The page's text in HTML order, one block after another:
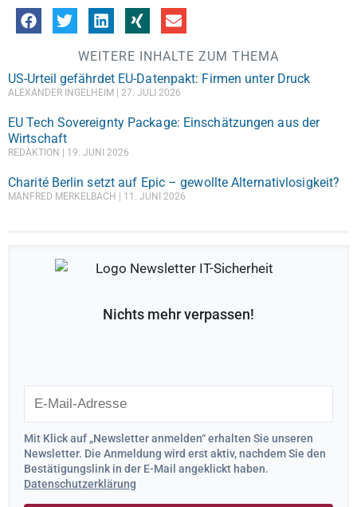
WEITERE INHALTE ZUM THEMA
US-Urteil gefährdet EU-Datenpakt: Firmen unter Druck
ALEXANDER INGELHEIM 27. JULI 2026
EU Tech Sovereignty Package: Einschätzungen aus der
Wirtschaft
REDAKTION 19. JUNI 2026
Charité Berlin setzt auf Epic – gewollte Alternativlosigkeit?
MANFRED MERKELBACH 11. JUNI 2026
Nichts mehr verpassen!
Mit Klick auf „Newsletter anmelden“ erhalten Sie unseren
Newsletter. Die Anmeldung wird erst aktiv, nachdem Sie den
Bestätigungslink in der E-Mail angeklickt haben.
Datenschutzerklärung